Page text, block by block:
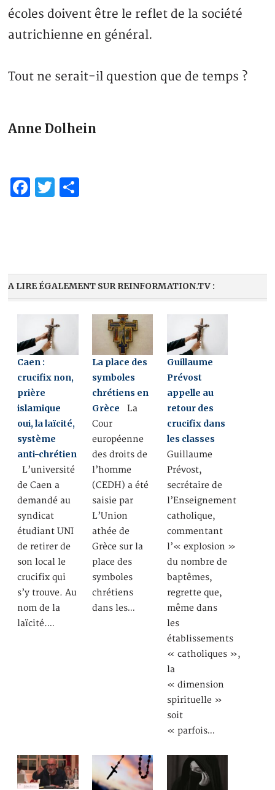
écoles doivent être le reflet de la société
autrichienne en général.
Tout ne serait-il question que de temps ?
Anne Dolhein
Facebook
Twitter
A LIRE ÉGALEMENT SUR REINFORMATION.TV :
Caen :
crucifix non,
prière
islamique
oui, la laïcité,
système
anti-chrétien
L’université
de Caen a
demandé au
syndicat
étudiant UNI
de retirer de
son local le
crucifix qui
s’y trouve. Au
nom de la
laïcité.…
La place des
symboles
chrétiens en
Grèce La
Cour
européenne
des droits de
l’homme
(CEDH) a été
saisie par
L’Union
athée de
Grèce sur la
place des
symboles
chrétiens
dans les…
Guillaume
Prévost
appelle au
retour des
crucifix dans
les classes
Guillaume
Prévost,
secrétaire de
l’Enseignement
catholique,
commentant
l’« explosion »
du nombre de
baptêmes,
regrette que,
même dans
les
établissements
« catholiques »,
la
« dimension
spirituelle »
soit
« parfois…